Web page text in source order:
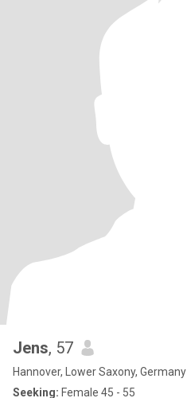
Jens, 57
Hannover, Lower Saxony, Germany
Seeking: Female 45 - 55